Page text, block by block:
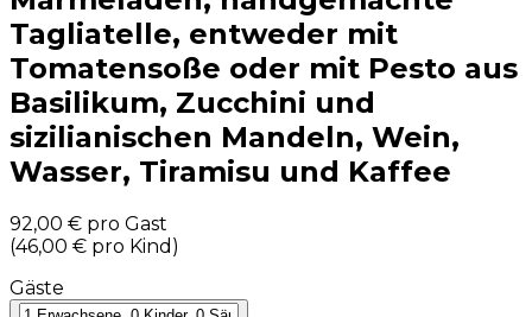
Tagliatelle, entweder mit
Tomatensoße oder mit Pesto aus
Basilikum, Zucchini und
sizilianischen Mandeln, Wein,
Wasser, Tiramisu und Kaffee
92,00 € pro Gast
(46,00 € pro Kind )
Gäste